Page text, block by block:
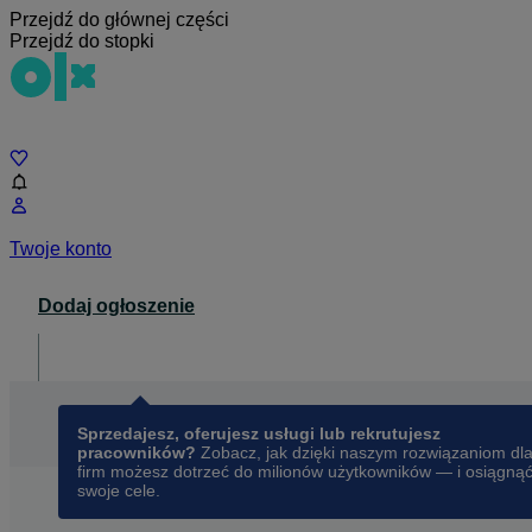
Przejdź do głównej części
Przejdź do stopki
Twoje konto
Dodaj ogłoszenie
Sprzedajesz, oferujesz usługi lub rekrutujesz
pracowników? Zobacz, jak dzięki naszym rozwiązaniom dla
firm możesz dotrzeć do milionów użytkowników — i osiągnąć
swoje cele.